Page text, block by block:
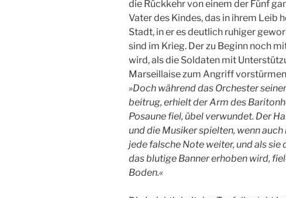
die Rückkehr von einem der Fünf
Vater des Kindes, das in ihrem Leib
Stadt, in er es deutlich ruhiger
sind im Krieg. Der zu Beginn noch
wird, als die Soldaten mit
Marseillaise zum Angriff
»Doch während das Orchester
beitrug, erhielt der Arm des
Posaune fiel, übel verwundet. Der
und die Musiker spielten, wenn
jede falsche Note weiter, und als sie
das blutige Banner erhoben wird,
Boden.«